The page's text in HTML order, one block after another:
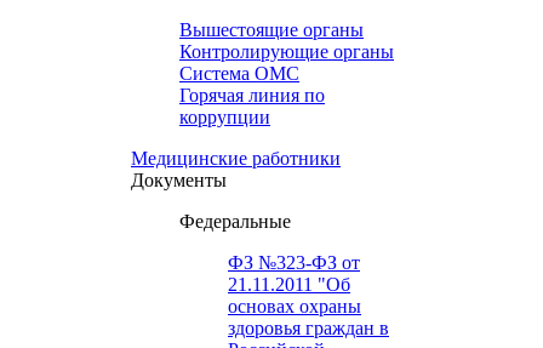
Вышестоящие органы
Контролирующие органы
Система ОМС
Горячая линия по
коррупции
Медицинские работники
Документы
Федеральные
ФЗ №323-ФЗ от
21.11.2011 "Об
основах охраны
здоровья граждан в